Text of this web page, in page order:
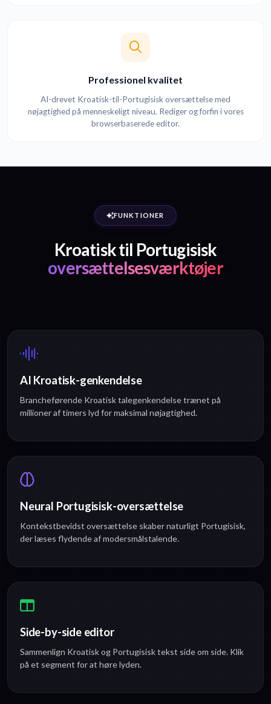
Professionel kvalitet
AI-drevet Kroatisk-til-Portugisisk oversættelse med
nøjagtighed på menneskeligt niveau. Rediger og forfin i vores
browserbaserede editor.
FUNKTIONER
Kroatisk til Portugisisk
oversættelsesværktøjer
AI Kroatisk-genkendelse
Brancheførende Kroatisk talegenkendelse trænet på
millioner af timers lyd for maksimal nøjagtighed.
Neural Portugisisk-oversættelse
Kontekstbevidst oversættelse skaber naturligt Portugisisk,
der læses flydende af modersmålstalende.
Side-by-side editor
Sammenlign Kroatisk og Portugisisk tekst side om side. Klik
på et segment for at høre lyden.